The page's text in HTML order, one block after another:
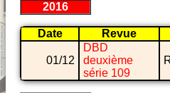
2016
Date Revue
01/12
DBD
deuxième
série 109